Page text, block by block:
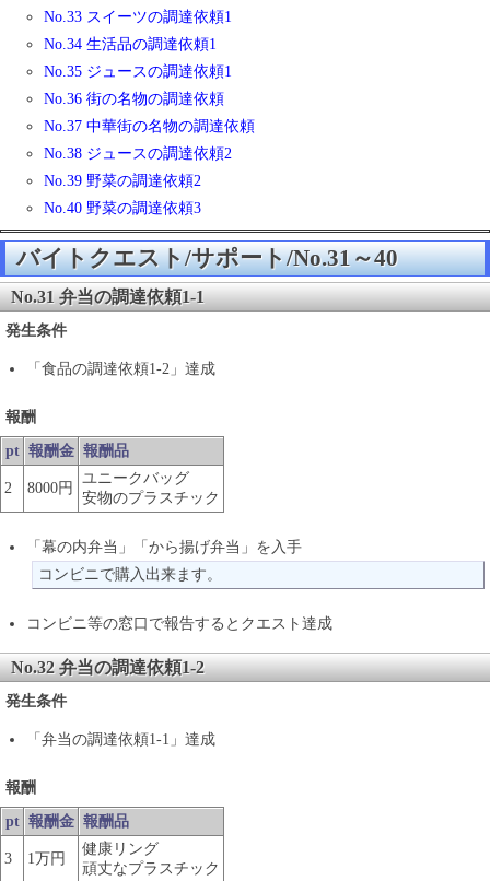
No.33 スイーツの調達依頼1
No.34 生活品の調達依頼1
No.35 ジュースの調達依頼1
No.36 街の名物の調達依頼
No.37 中華街の名物の調達依頼
No.38 ジュースの調達依頼2
No.39 野菜の調達依頼2
No.40 野菜の調達依頼3
バイトクエスト/サポート/No.31～40
No.31 弁当の調達依頼1-1
発生条件
「食品の調達依頼1-2」達成
報酬
pt 報酬金 報酬品
2 8000円
ユニークバッグ
安物のプラスチック
「幕の内弁当」「から揚げ弁当」を入手
コンビニで購入出来ます。
コンビニ等の窓口で報告するとクエスト達成
No.32 弁当の調達依頼1-2
発生条件
「弁当の調達依頼1-1」達成
報酬
pt 報酬金 報酬品
3 1万円
健康リング
頑丈なプラスチック